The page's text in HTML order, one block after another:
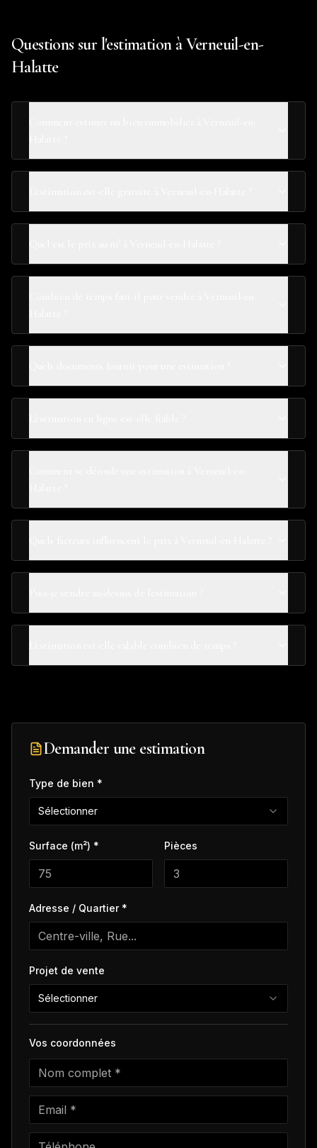
Questions sur l'estimation à Verneuil-en-
Halatte
Demander une estimation
Type de bien *
Sélectionner
Surface (m²) * Pièces
Adresse / Quartier *
Projet de vente
Sélectionner
Vos coordonnées